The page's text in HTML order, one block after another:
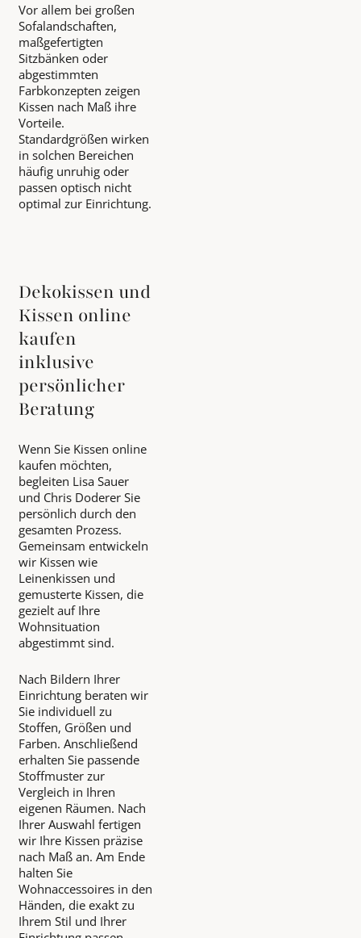
Vor allem bei großen
Sofalandschaften,
maßgefertigten
Sitzbänken oder
abgestimmten
Farbkonzepten zeigen
Kissen nach Maß ihre
Vorteile.
Standardgrößen wirken
in solchen Bereichen
häufig unruhig oder
passen optisch nicht
optimal zur Einrichtung.
Dekokissen und
Kissen online
kaufen
inklusive
persönlicher
Beratung
Wenn Sie Kissen online
kaufen möchten,
begleiten Lisa Sauer
und Chris Doderer Sie
persönlich durch den
gesamten Prozess.
Gemeinsam entwickeln
wir Kissen wie
Leinenkissen und
gemusterte Kissen, die
gezielt auf Ihre
Wohnsituation
abgestimmt sind.
Nach Bildern Ihrer
Einrichtung beraten wir
Sie individuell zu
Stoffen, Größen und
Farben. Anschließend
erhalten Sie passende
Stoffmuster zur
Vergleich in Ihren
eigenen Räumen. Nach
Ihrer Auswahl fertigen
wir Ihre Kissen präzise
nach Maß an. Am Ende
halten Sie
Wohnaccessoires in den
Händen, die exakt zu
Ihrem Stil und Ihrer